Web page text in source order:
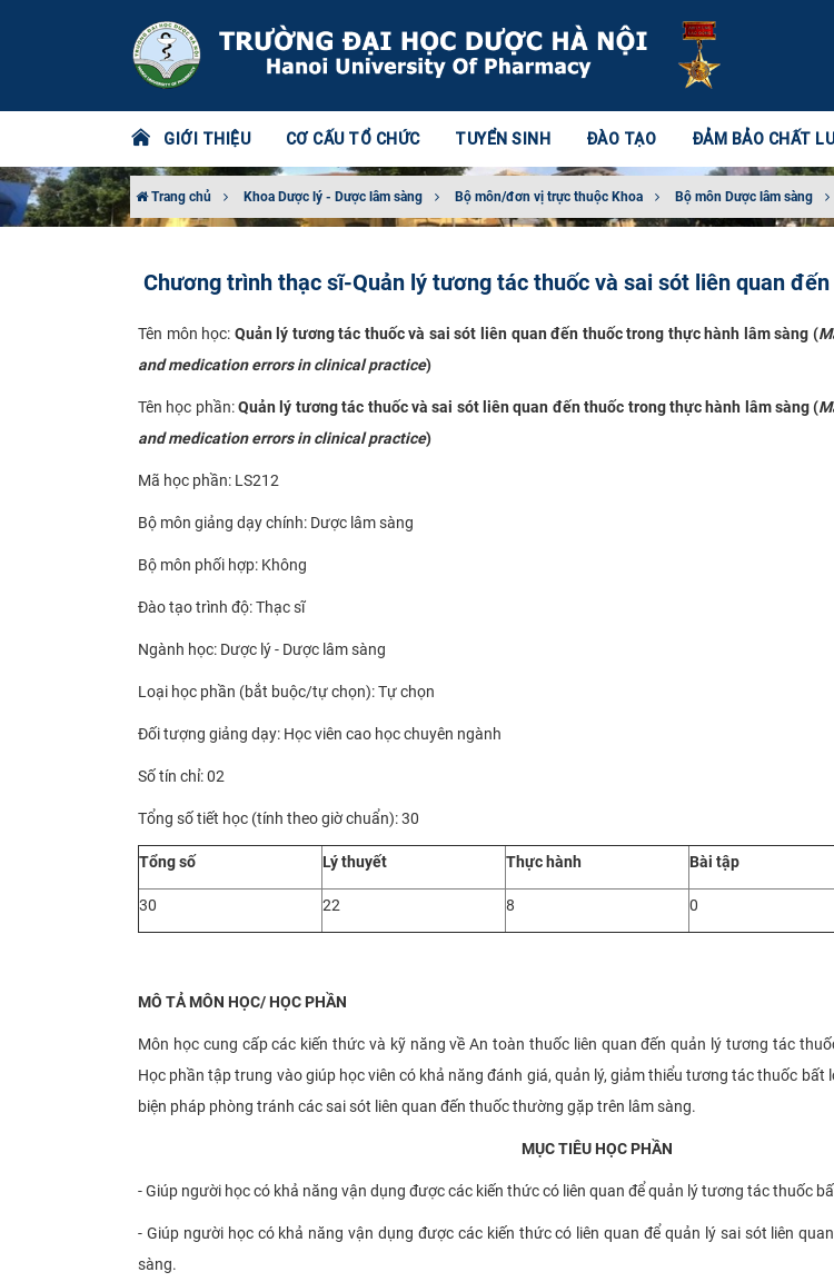
GIỚI THIỆU CƠ CẤU TỔ CHỨC TUYỂN SINH ĐÀO TẠO ĐẢM BẢO CHẤT
Trang chủ Khoa Dược lý - Dược lâm sàng Bộ môn/đơn vị trực thuộc Khoa Bộ môn Dược lâm sàng
Chương trình thạc sĩ-Quản lý tương tác thuốc và sai sót liên quan
Tên môn học: Quản lý tương tác thuốc và sai sót liên quan đến thuốc trong thực hành lâm sàng (
and medication errors in clinical practice)
Tên học phần:Quản lý tương tác thuốc và sai sót liên quan đến thuốc trong thực hành lâm sàng(
and medication errors in clinical practice)
Mã học phần: LS212
Bộ môn giảng dạy chính: Dược lâm sàng
Bộ môn phối hợp: Không
Đào tạo trình độ: Thạc sĩ
Ngành học: Dược lý - Dược lâm sàng
Loại học phần (bắt buộc/tự chọn): Tự chọn
Đối tượng giảng dạy: Học viên cao học chuyên ngành
Số tín chỉ: 02
Tổng số tiết học (tính theo giờ chuẩn): 30
Tổng số Lý thuyết Thực hành Bài tập
30 22 8 0
MÔ TẢ MÔN HỌC/ HỌC PHẦN
Môn học cung cấp các kiến thức và kỹ năng về An toàn thuốc liên quan đến quản lý tương tác
Học phần tập trung vào giúp học viên có khả năng đánh giá, quản lý, giảm thiểu tương tác thuốc bất
biện pháp phòng tránh các sai sót liên quan đến thuốc thường gặp trên lâm sàng.
MỤC TIÊU HỌC PHẦN
- Giúp người học có khả năng vận dụng được các kiến thức có liên quan để quản lý tương tác thuốc
- Giúp người học có khả năng vận dụng được các kiến thức có liên quan để quản lý sai sót liên
sàng.